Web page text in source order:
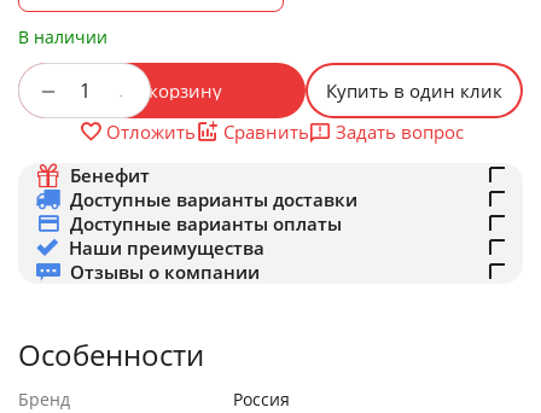
В наличии
+
− В корзину
Купить в один клик
Отложить
Сравнить
Задать вопрос
Бенефит
Доступные варианты доставки
Доступные варианты оплаты
Наши преимущества
Отзывы о компании
Особенности
Бренд
Россия